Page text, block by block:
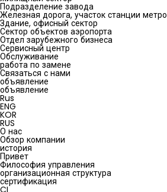
Подразделение завода
Железная дорога, участок станции метро
Здание, офисный сектор
Сектор объектов аэропорта
Отдел зарубежного бизнеса
Сервисный центр
Обслуживание
работа по замене
Связаться с нами
объявление
объявление
Rus
ENG
KOR
RUS
О нас
Обзор компании
история
Привет
Философия управления
организационная структура
сертификация
CI